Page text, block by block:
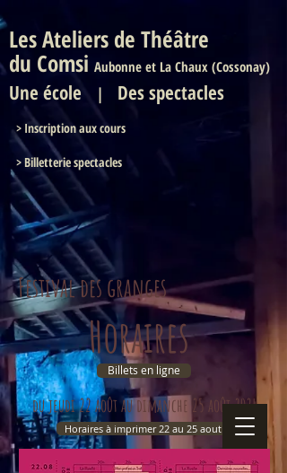
Les Ateliers de Théâtre
du Comsi Aubonne et La Chaux (Cossonay)
Une école | Des spectacles
> Inscription aux cours
> Billetterie spectacles
Festival des granges
Horaires
Billets en ligne
du jeudi 22 août au dimanche 25 août 2024
Horaires à imprimer 22 au 25 aout 24